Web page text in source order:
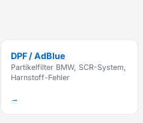
DPF / AdBlue
Partikelfilter BMW, SCR-System,
Harnstoff-Fehler
→